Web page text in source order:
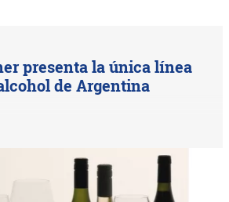
presenta la única línea
de Argentina